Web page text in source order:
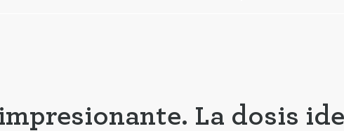
La dosis